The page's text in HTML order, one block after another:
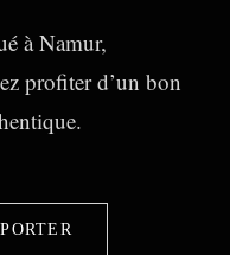
à Namur,
profiter d’un bon